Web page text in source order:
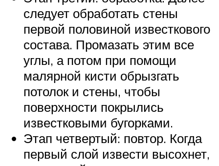
следует обработать стены
первой половиной известкового
состава. Промазать этим все
углы, а потом при помощи
малярной кисти обрызгать
потолок и стены, чтобы
поверхности покрылись
известковыми бугорками.
Этап четвертый: повтор. Когда
первый слой извести высохнет,